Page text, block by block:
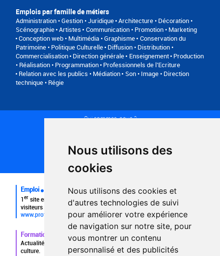
Nous utilisons des
cookies
Nous utilisons des cookies et
d'autres technologies de suivi
pour améliorer votre expérience
de navigation sur notre site, pour
vous montrer un contenu
personnalisé et des publicités
Emplois par famille de métiers
Administration • Gestion • Juridique Architecture • Décoration •
Scénographie Artistes
Communication • Promotion • Marketing
Conception web • Multimédia • Graphisme Conservation du
Patrimoine • Politique Culturelle Diffusion • Distribution •
Commercialisation Direction générale Enseignement Production
• Réalisation • Programmation Professionnels de l’Ecriture
Relation avec les publics • Médiation
Son • Image • Direction
technique • Régie
Qui sommes-nous ?
Plan du site
FAQ recruteurs
FAQ
Emploi
1er site emploi du secteur culturel 784.000 visites et 230.000
visiteurs uniques par mois.
www.profilculture.com
Formation
Actualités, guide et annuaire des formations aux métiers de la
culture.